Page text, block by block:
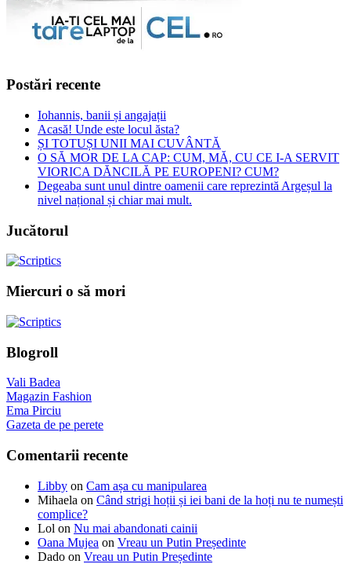
Postări recente
Iohannis, banii și angajații
Acasă! Unde este locul ăsta?
ȘI TOTUȘI UNII MAI CUVÂNTĂ
O SĂ MOR DE LA CAP: CUM, MĂ, CU CE I-A SERVIT
VIORICA DĂNCILĂ PE EUROPENI? CUM?
Degeaba sunt unul dintre oamenii care reprezintă Argeșul la
nivel național și chiar mai mult.
Jucătorul
Miercuri o să mori
Blogroll
Vali Badea
Magazin Fashion
Ema Pirciu
Gazeta de pe perete
Comentarii recente
Libby on Cam așa cu manipularea
Mihaela on Când strigi hoții și iei bani de la hoți nu te numești
complice?
Lol on Nu mai abandonati cainii
Oana Mujea on Vreau un Putin Președinte
Dado on Vreau un Putin Președinte